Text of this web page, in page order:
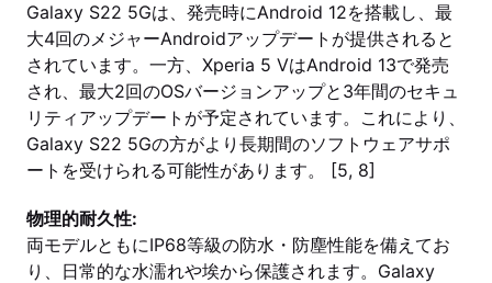
Galaxy S22 5Gは、発売時にAndroid 12を搭載し、最
大4回のメジャーAndroidアップデートが提供されると
されています。一方、Xperia 5 VはAndroid 13で発売
され、最大2回のOSバージョンアップと3年間のセキュ
リティアップデートが予定されています。これにより、
Galaxy S22 5Gの方がより長期間のソフトウェアサポ
ートを受けられる可能性があります。 [5, 8]
物理的耐久性:
両モデルともにIP68等級の防水・防塵性能を備えてお
り、日常的な水濡れや埃から保護されます。Galaxy